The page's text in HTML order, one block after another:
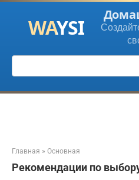
Перейти
контенту
Поиск:
Главная » Основная
Рекомендации по